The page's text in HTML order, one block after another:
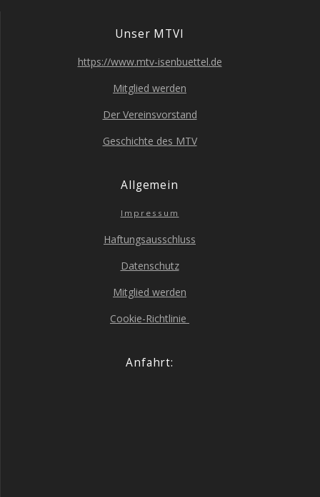
Unser MTVI
https://www.mtv-isenbuettel.de
Mit­glied werden
Der Ver­eins­vor­stand
Geschich­te des MTV
All­ge­mein
Impres­sum
Haf­tungs­aus­schluss
Daten­schutz
Mit­glied werden
Coo­kie-Richt­li­nie
Anfahrt: